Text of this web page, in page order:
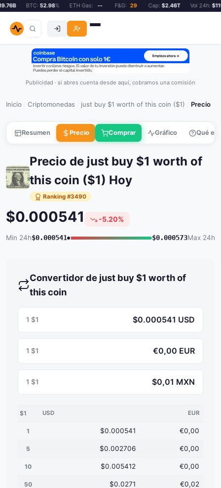
BTC:52.98% ETH Gas: -- F&G: 29 Cap:$2.46T Vol 24h:
Publicidad · si abres cuenta desde aquí, cobramos una comisión
Inicio Criptomonedas just buy $1 worth of this coin ($1) Precio
Resumen Precio Comprar Gráfico Qué es
Precio de just buy $1 worth of
this coin ($1) Hoy
Ranking #3490
$0.000541 -5.20%
Min 24h$0.000541 $0.000573Max 24h
Convertidor de just buy $1 worth of
this coin
1 $1 $0.000541 USD
1 $1 €0,00 EUR
1 $1 $0,01 MXN
$1 USD EUR
1 $0.000541 €0,00
5 $0.002706 €0,00
10 $0.005412 €0,00
50 $0.0271 €0,02